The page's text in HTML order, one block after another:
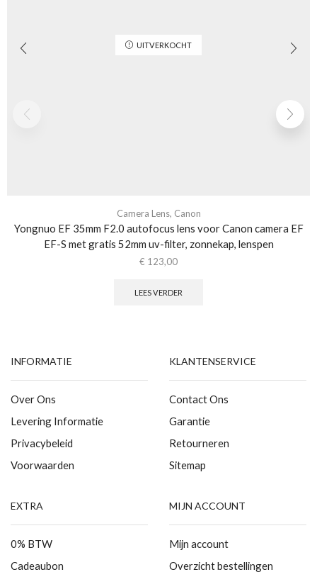
UITVERKOCHT
Camera Lens, Canon
Yongnuo EF 35mm F2.0 autofocus lens voor Canon camera EF
EF-S met gratis 52mm uv-filter, zonnekap, lenspen
€ 123,00
LEES VERDER
INFORMATIE
Over Ons
Levering Informatie
Privacybeleid
Voorwaarden
KLANTENSERVICE
Contact Ons
Garantie
Retourneren
Sitemap
EXTRA
0% BTW
Cadeaubon
MIJN ACCOUNT
Mijn account
Overzicht bestellingen